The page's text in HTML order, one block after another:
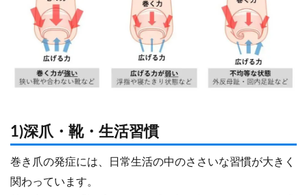
1)深爪・靴・生活習慣
巻き爪の発症には、日常生活の中のささいな習慣が大きく
関わっています。